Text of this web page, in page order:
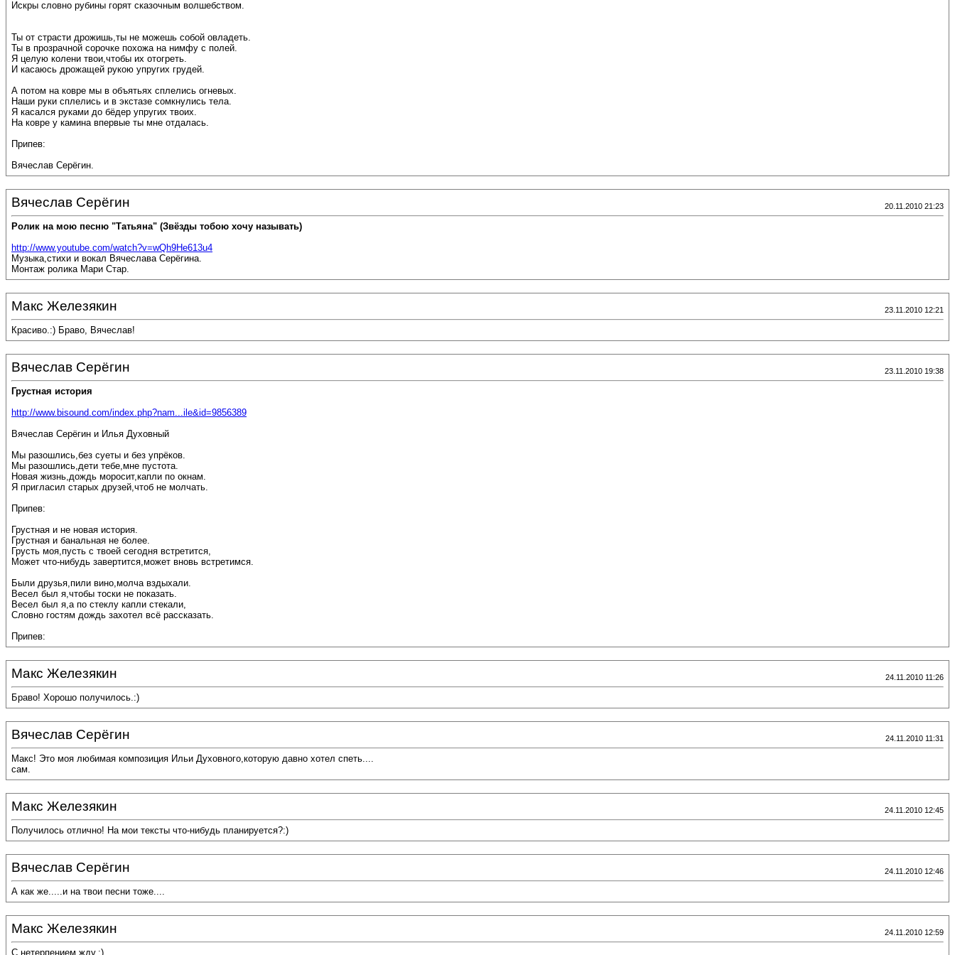
Искры словно рубины горят сказочным волшебством.
Ты от страсти дрожишь,ты не можешь собой овладеть.
Ты в прозрачной сорочке похожа на нимфу с полей.
Я целую колени твои,чтобы их отогреть.
И касаюсь дрожащей рукою упругих грудей.
А потом на ковре мы в объятьях сплелись огневых.
Наши руки сплелись и в экстазе сомкнулись тела.
Я касался руками до бёдер упругих твоих.
На ковре у камина впервые ты мне отдалась.
Припев:
Вячеслав Серёгин.
Вячеслав Серёгин 20.11.2010 21:23
Ролик на мою песню "Татьяна" (Звёзды тобою хочу называть)
http://www.youtube.com/watch?v=wQh9He613u4
Музыка,стихи и вокал Вячеслава Серёгина.
Монтаж ролика Мари Стар.
Макс Железякин 23.11.2010 12:21
Красиво.:) Браво, Вячеслав!
Вячеслав Серёгин 23.11.2010 19:38
Грустная история
http://www.bisound.com/index.php?nam...ile&id=9856389
Вячеслав Серёгин и Илья Духовный
Мы разошлись,без суеты и без упрёков.
Мы разошлись,дети тебе,мне пустота.
Новая жизнь,дождь моросит,капли по окнам.
Я пригласил старых друзей,чтоб не молчать.
Припев:
Грустная и не новая история.
Грустная и банальная не более.
Грусть моя,пусть с твоей сегодня встретится,
Может что-нибудь завертится,может вновь встретимся.
Были друзья,пили вино,молча вздыхали.
Весел был я,чтобы тоски не показать.
Весел был я,а по стеклу капли стекали,
Словно гостям дождь захотел всё рассказать.
Припев:
Макс Железякин 24.11.2010 11:26
Браво! Хорошо получилось.:)
Вячеслав Серёгин 24.11.2010 11:31
Макс! Это моя любимая композиция Ильи Духовного,которую давно хотел спеть....
сам.
Макс Железякин 24.11.2010 12:45
Получилось отлично! На мои тексты что-нибудь планируется?:)
Вячеслав Серёгин 24.11.2010 12:46
А как же.....и на твои песни тоже....
Макс Железякин 24.11.2010 12:59
С нетерпением жду.:)